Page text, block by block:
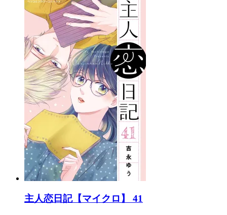
主人恋日記【マイクロ】 41